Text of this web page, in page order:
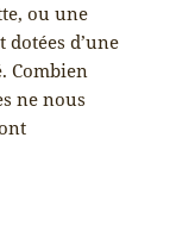
ou une
d’une
Combien
ne nous